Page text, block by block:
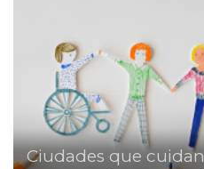
Ciudades que cuidan